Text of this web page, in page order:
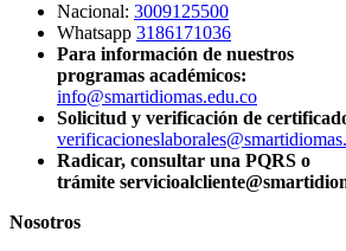
Nacional: 3009125500
Whatsapp 3186171036
Para información de nuestros
programas académicos:
info@smartidiomas.edu.co
Solicitud y verificación de
Radicar, consultar una PQRS o
trámite
Nosotros